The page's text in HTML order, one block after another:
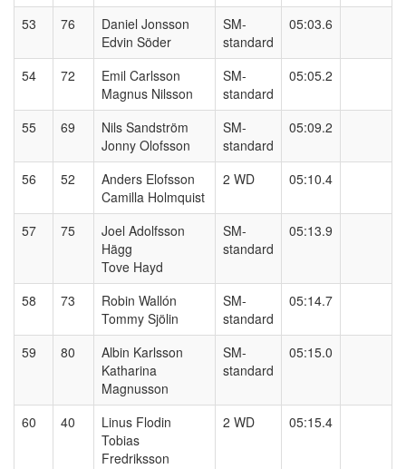
53 76
Daniel Jonsson
Edvin Söder
SM-
standard
05:03.6
54 72
Emil Carlsson
Magnus Nilsson
SM-
standard
05:05.2
55 69
Nils Sandström
Jonny Olofsson
SM-
standard
05:09.2
56 52
Anders Elofsson
Camilla Holmquist
2 WD 05:10.4
57 75
Joel Adolfsson
Hägg
Tove Hayd
SM-
standard
05:13.9
58 73
Robin Wallón
Tommy Sjölin
SM-
standard
05:14.7
59 80
Albin Karlsson
Katharina
Magnusson
SM-
standard
05:15.0
60 40
Linus Flodin
Tobias
Fredriksson
2 WD 05:15.4